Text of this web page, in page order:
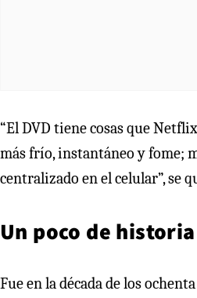
“El DVD tiene cosas que
más frío, instantáneo y fome;
centralizado en el celular”, se
Un poco de historia
Fue en la década de los